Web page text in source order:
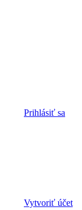
Prihlásiť sa
Vytvoriť účet